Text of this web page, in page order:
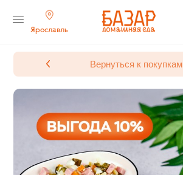
Ярославль
Вернуться к покупкам